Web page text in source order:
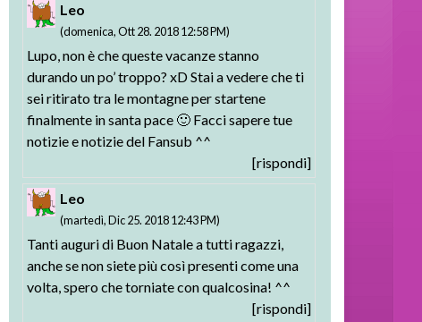
Leo
(domenica, Ott 28. 2018 12:58 PM)
Lupo, non è che queste vacanze stanno
durando un po’ troppo? xD Stai a vedere che ti
sei ritirato tra le montagne per startene
finalmente in santa pace 🙂 Facci sapere tue
notizie e notizie del Fansub ^^
[rispondi]
Leo
(martedì, Dic 25. 2018 12:43 PM)
Tanti auguri di Buon Natale a tutti ragazzi,
anche se non siete più così presenti come una
volta, spero che torniate con qualcosina! ^^
[rispondi]